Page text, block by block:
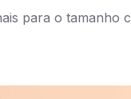
para o tamanho